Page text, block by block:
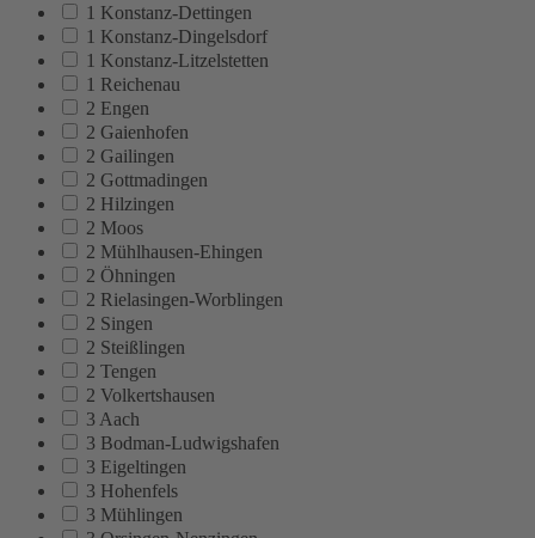
1 Konstanz-Dettingen
1 Konstanz-Dingelsdorf
1 Konstanz-Litzelstetten
1 Reichenau
2 Engen
2 Gaienhofen
2 Gailingen
2 Gottmadingen
2 Hilzingen
2 Moos
2 Mühlhausen-Ehingen
2 Öhningen
2 Rielasingen-Worblingen
2 Singen
2 Steißlingen
2 Tengen
2 Volkertshausen
3 Aach
3 Bodman-Ludwigshafen
3 Eigeltingen
3 Hohenfels
3 Mühlingen